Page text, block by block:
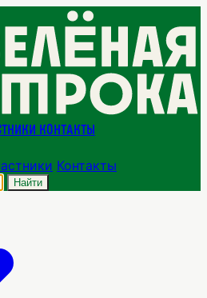
Контакты
Контакты
Найти